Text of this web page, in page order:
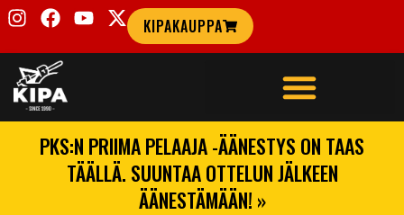
KIPAKAUPPA
PKS:N PRIIMA PELAAJA -ÄÄNESTYS ON TAAS
TÄÄLLÄ. SUUNTAA OTTELUN JÄLKEEN
ÄÄNESTÄMÄÄN! »